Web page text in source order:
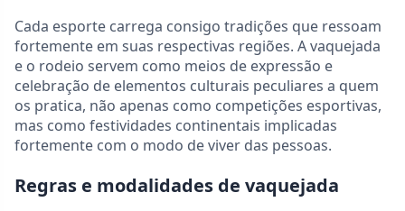
Cada esporte carrega consigo tradições que ressoam
fortemente em suas respectivas regiões. A vaquejada
e o rodeio servem como meios de expressão e
celebração de elementos culturais peculiares a quem
os pratica, não apenas como competições esportivas,
mas como festividades continentais implicadas
fortemente com o modo de viver das pessoas.
Regras e modalidades de vaquejada